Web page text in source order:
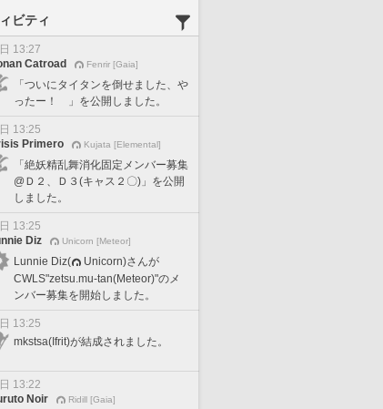
ビティ
13:27
Catroad
Fenrir [Gaia]
「ついにタイタンを倒せました、や
ったー！ 」を公開しました。
13:25
Primero
Kujata [Elemental]
「絶妖精乱舞消化固定メンバー募集
@Ｄ２、Ｄ３(キャス２〇)」を公開
しました。
13:25
Diz
Unicorn [Meteor]
Lunnie Diz(
Unicorn)さんが
CWLS"zetsu.mu-tan(Meteor)"のメ
ンバー募集を開始しました。
13:25
mkstsa(Ifrit)が結成されました。
13:22
Noir
Ridill [Gaia]